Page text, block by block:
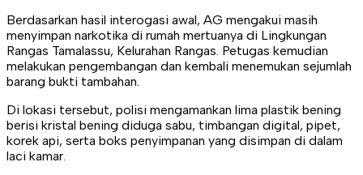
Berdasarkan hasil interogasi awal, AG mengakui masih
menyimpan narkotika di rumah mertuanya di Lingkungan
Rangas Tamalassu, Kelurahan Rangas. Petugas kemudian
melakukan pengembangan dan kembali menemukan sejumlah
barang bukti tambahan.
Di lokasi tersebut, polisi mengamankan lima plastik bening
berisi kristal bening diduga sabu, timbangan digital, pipet,
korek api, serta boks penyimpanan yang disimpan di dalam
laci kamar.